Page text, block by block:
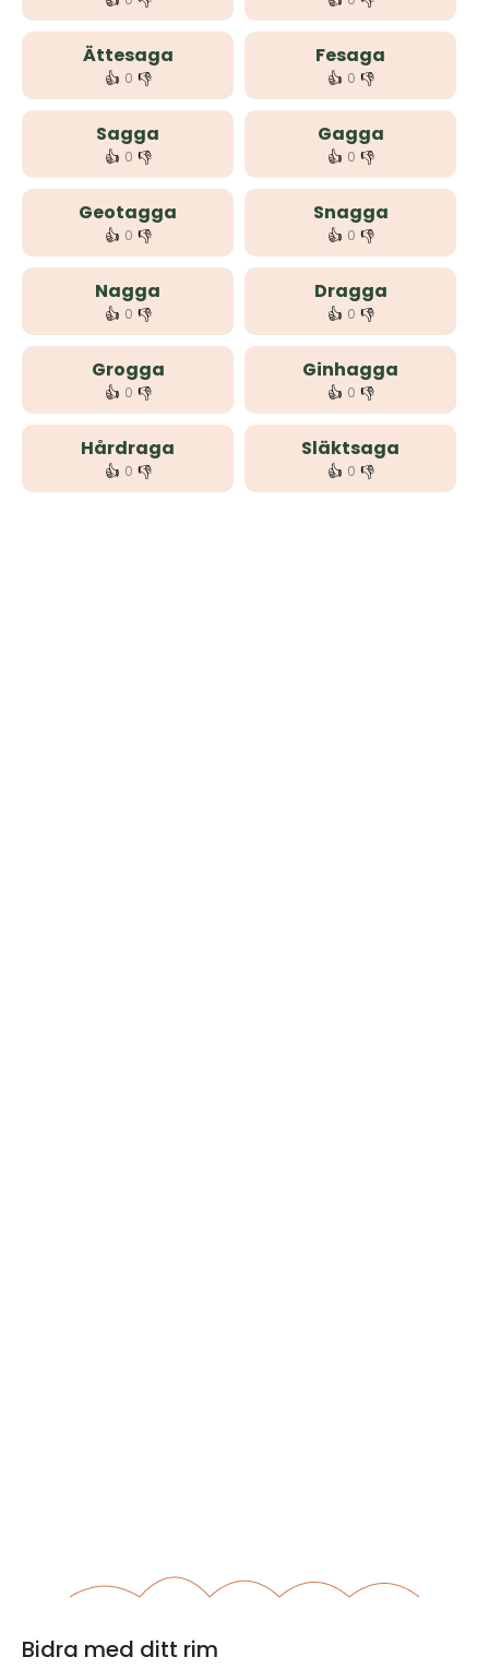
Ättesaga
👍 0 👎
Fesaga
👍 0 👎
Sagga
👍 0 👎
Gagga
👍 0 👎
Geotagga
👍 0 👎
Snagga
👍 0 👎
Nagga
👍 0 👎
Dragga
👍 0 👎
Grogga
👍 0 👎
Ginhagga
👍 0 👎
Hårdraga
👍 0 👎
Släktsaga
👍 0 👎
Bidra med ditt rim